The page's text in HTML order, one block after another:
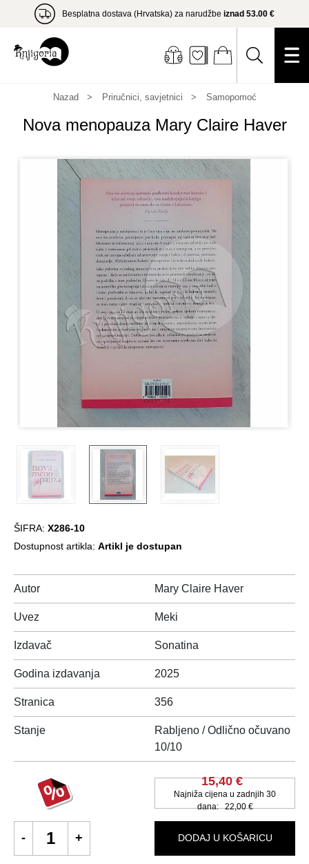
Besplatna dostava (Hrvatska) za narudžbe iznad 53.00 €
Nazad Priručnici, savjetnici Samopomoć
Nova menopauza Mary Claire Haver
ŠIFRA: X286-10
Dostupnost artikla: Artikl je dostupan
Autor Mary Claire Haver
Uvez Meki
Izdavač Sonatina
Godina izdavanja 2025
Stranica 356
Stanje
Rabljeno / Odlično očuvano
10/10
15,40 €
Najniža cijena u zadnjih 30
dana:22,00 €
DODAJ U KOŠARICU